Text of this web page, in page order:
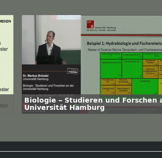
Biologie – Studieren und Forschen
Universität Hamburg